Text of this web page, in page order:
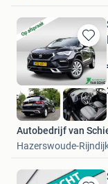
Bewaren
in
Mijn
Autobedrijf van
Hazerswoude-